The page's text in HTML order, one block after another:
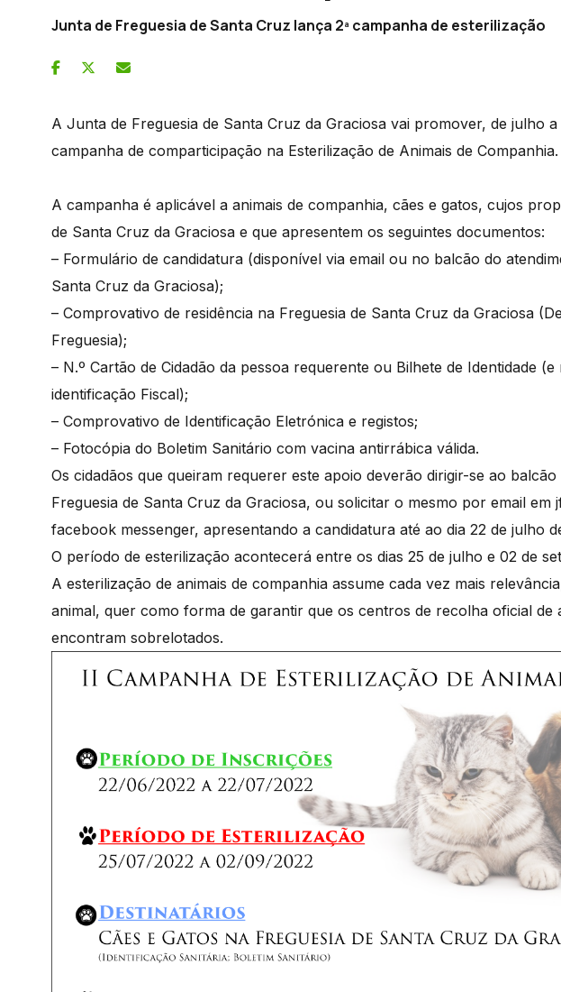
Junta de Freguesia de Santa Cruz lança 2ª campanha de esterilização
A Junta de Freguesia de Santa Cruz da Graciosa vai promover, de julho
campanha de comparticipação na Esterilização de Animais de Companhia.
A campanha é aplicável a animais de companhia, cães e gatos, cujos
de Santa Cruz da Graciosa e que apresentem os seguintes documentos:
– Formulário de candidatura (disponível via email ou no balcão do
Santa Cruz da Graciosa);
– Comprovativo de residência na Freguesia de Santa Cruz da Graciosa
Freguesia);
– N.º Cartão de Cidadão da pessoa requerente ou Bilhete de Identidade
identificação Fiscal);
– Comprovativo de Identificação Eletrónica e registos;
– Fotocópia do Boletim Sanitário com vacina antirrábica válida.
Os cidadãos que queiram requerer este apoio deverão dirigir-se ao
Freguesia de Santa Cruz da Graciosa, ou solicitar o mesmo por email em
facebook messenger, apresentando a candidatura até ao dia 22 de julho
O período de esterilização acontecerá entre os dias 25 de julho e 02 de
A esterilização de animais de companhia assume cada vez mais
animal, quer como forma de garantir que os centros de recolha oficial de
encontram sobrelotados.